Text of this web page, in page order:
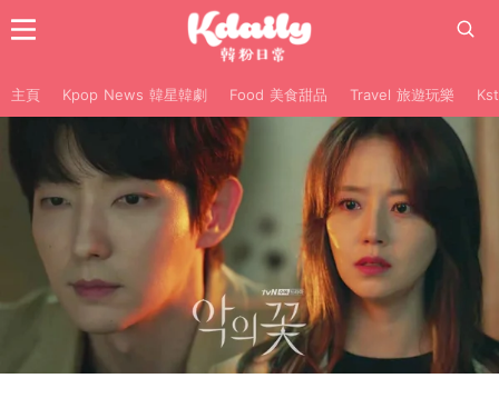
主頁 Kpop News 韓星韓劇 Food 美食甜品 Travel 旅遊玩樂